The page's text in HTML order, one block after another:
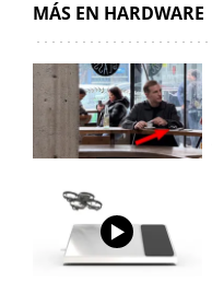
MÁS EN HARDWARE